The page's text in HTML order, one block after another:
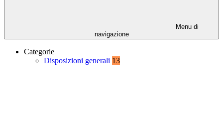
Menu di
navigazione
Categorie
Disposizioni generali 13